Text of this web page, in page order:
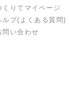
くりてマイページ
ルプ(よくある質問)
問い合わせ